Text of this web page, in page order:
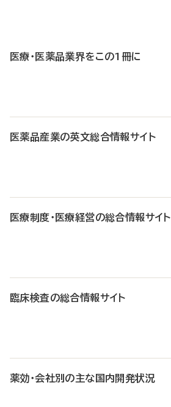
医療・医薬品業界をこの1冊に
医薬品産業の英文総合情報サイト
医療制度・医療経営の総合情報サイト
臨床検査の総合情報サイト
薬効・会社別の主な国内開発状況